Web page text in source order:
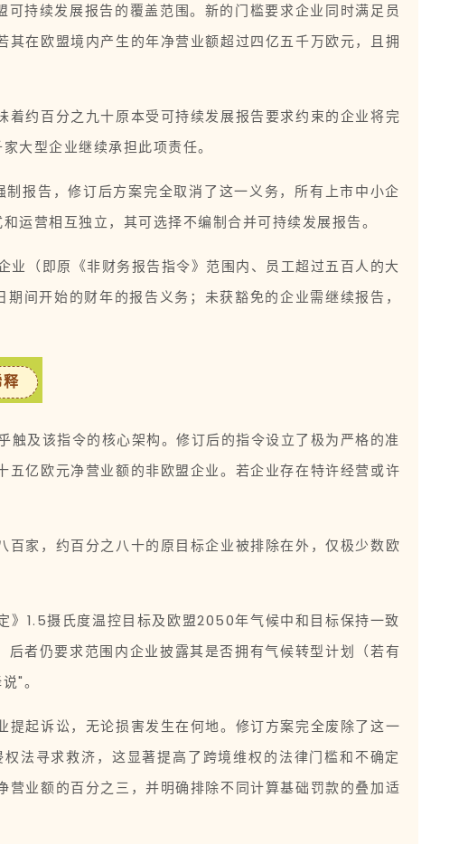
持续发展报告的覆盖范围。新的门槛要求企业同时满足员
在欧盟境内产生的年净营业额超过四亿五千万欧元，且拥
约百分之九十原本受可持续发展报告要求约束的企业将完
大型企业继续承担此项责任。
报告，修订后方案完全取消了这一义务，所有上市中小企
运营相互独立，其可选择不编制合并可持续发展报告。
（即原《非财务报告指令》范围内、员工超过五百人的大
间开始的财年的报告义务；未获豁免的企业需继续报告，
及该指令的核心架构。修订后的指令设立了极为严格的准
亿欧元净营业额的非欧盟企业。若企业存在特许经营或许
家，约百分之八十的原目标企业被排除在外，仅极少数欧
》1.5摄氏度温控目标及欧盟2050年气候中和目标保持一致
者仍要求范围内企业披露其是否拥有气候转型计划（若有
"。
起诉讼，无论损害发生在何地。修订方案完全废除了这一
法寻求救济，这显著提高了跨境维权的法律门槛和不确定
业额的百分之三，并明确排除不同计算基础罚款的叠加适